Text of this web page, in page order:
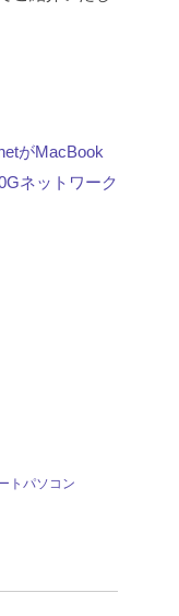
がMacBook
ネットワーク
トパソコン